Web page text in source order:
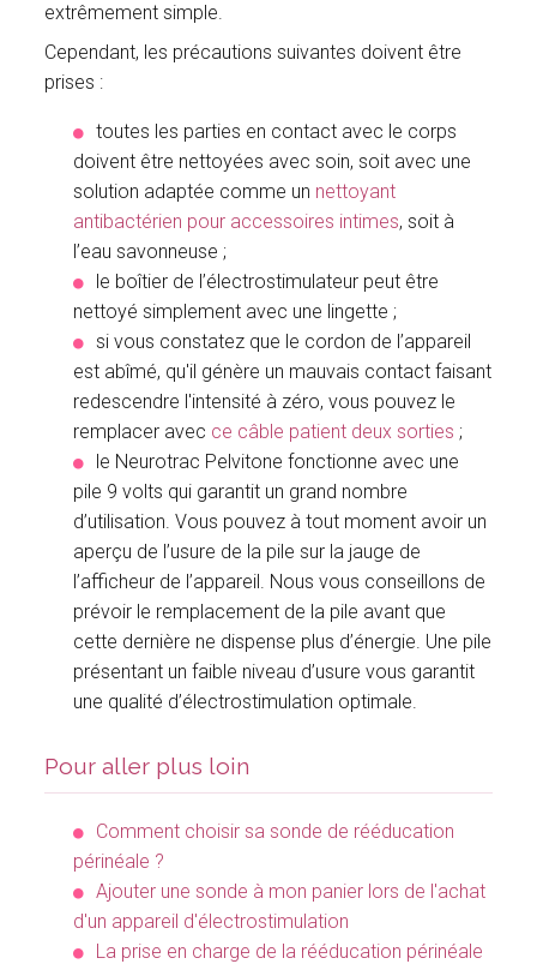
extrêmement simple.
Cependant, les précautions suivantes doivent être
prises :
toutes les parties en contact avec le corps
doivent être nettoyées avec soin, soit avec une
solution adaptée comme un nettoyant
antibactérien pour accessoires intimes, soit à
l’eau savonneuse ;
le boîtier de l’électrostimulateur peut être
nettoyé simplement avec une lingette ;
si vous constatez que le cordon de l’appareil
est abîmé, qu'il génère un mauvais contact faisant
redescendre l'intensité à zéro, vous pouvez le
remplacer avec ce câble patient deux sorties ;
le Neurotrac Pelvitone fonctionne avec une
pile 9 volts qui garantit un grand nombre
d’utilisation. Vous pouvez à tout moment avoir un
aperçu de l’usure de la pile sur la jauge de
l’afficheur de l’appareil. Nous vous conseillons de
prévoir le remplacement de la pile avant que
cette dernière ne dispense plus d’énergie. Une pile
présentant un faible niveau d’usure vous garantit
une qualité d’électrostimulation optimale.
Pour aller plus loin
Comment choisir sa sonde de rééducation
périnéale ?
Ajouter une sonde à mon panier lors de l'achat
d'un appareil d'électrostimulation
La prise en charge de la rééducation périnéale